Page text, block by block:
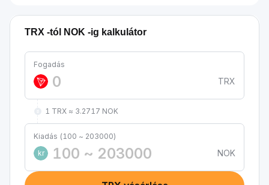
TRX -tól NOK -ig kalkulátor
Fogadás
TRX
1 TRX ≈ 3.2717 NOK
Kiadás (100 ~ 203000)
kr
NOK